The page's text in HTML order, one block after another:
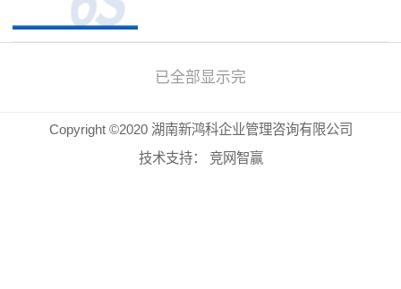
已全部显示完
Copyright ©2020 湖南新鸿科企业管理咨询有限公司
技术支持：
竞网智赢